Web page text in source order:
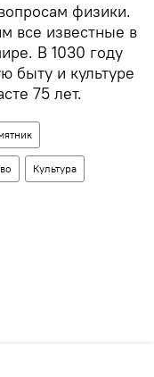
физики.
все известные в
В 1030 году
быту и культуре
75 лет.
Культура